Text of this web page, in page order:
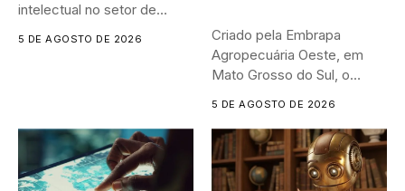
intelectual no setor de
5 DE AGOSTO DE 2026
Criado pela Embrapa
Agropecuária Oeste, em
Mato Grosso do Sul, o
5 DE AGOSTO DE 2026